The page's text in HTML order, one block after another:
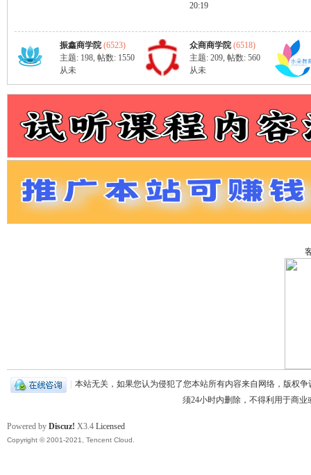
卖
论
20:19
振鑫商学院 (6523)
主题: 198, 帖数: 1550
从未
众商商学院 (6518)
主题: 209, 帖数: 560
从未
本站无关，如果您认为侵犯了您本站所有内容来自网络，版权
须24小时内删除，不得利用于商
Powered by Discuz! X3.4 Licensed
Copyright © 2001-2021, Tencent Cloud.